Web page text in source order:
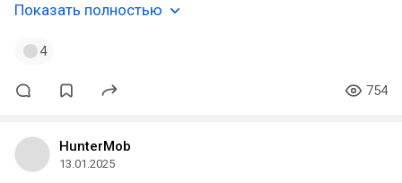
Показать полностью
4
754
HunterMob
13.01.2025